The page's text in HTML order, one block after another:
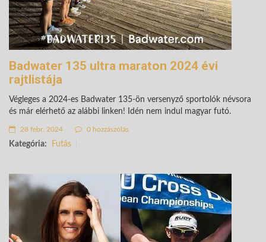
Badwater 135 ultra maraton 2024 évi
rajtlistája
Végleges a 2024-es Badwater 135-ön versenyző sportolók névsora
és már elérhető az alábbi linken! Idén nem indul magyar futó.
28 febr. 2024 0 hozzászólás
Kategória: Futás